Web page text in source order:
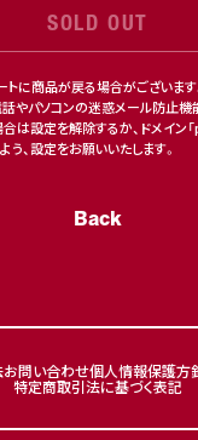
SOLD OUT
トに商品が戻る場合がございま
やパソコンの迷惑メール防止機
は設定を解除するか、ドメイ
、設定をお願いいたします。
Back
お問い合わせ個人情報保護方
特定商取引法に基づく表記